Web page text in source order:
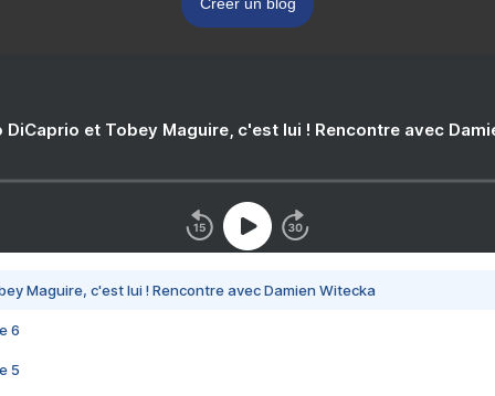
DiCaprio et Tobey Maguire, c'est lui ! Rencontre avec
Maguire, c'est lui ! Rencontre avec Damien Witecka
6
5